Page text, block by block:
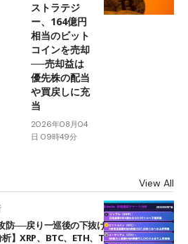
ストラテジ
ー、164億円
相当のビット
コインを売却
──売却益は
優先株の配当
や買戻しに充
当
2026年08月04
日 09時49分
View All
防──戻り一巡後の下抜けで0.95ドルを試
】XRP、BTC、ETH、TAKE